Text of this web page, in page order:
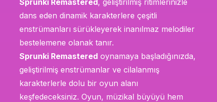
dans eden dinamik karakterlere çeşitli
enstrümanları sürükleyerek inanılmaz melodiler
bestelemene olanak tanır.
Sprunki Remastered oynamaya başladığınızda,
geliştirilmiş enstrümanlar ve cilalanmış
karakterlerle dolu bir oyun alanı
keşfedeceksiniz. Oyun, müzikal büyüyü hem